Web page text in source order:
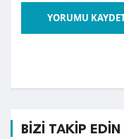
YORUMU
BİZİ TAKİP EDİN